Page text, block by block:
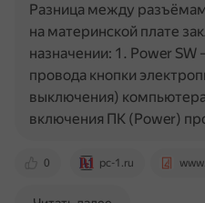
0 pc-1.ru
Разница между
на материнской плате
назначении: 1. Power
провода кнопки
выключения)
включения ПК (Power)